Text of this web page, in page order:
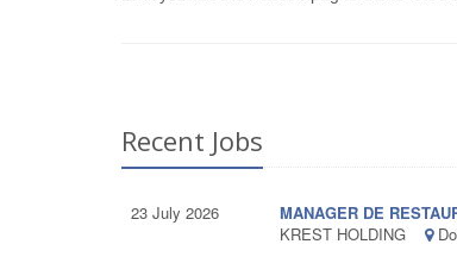
Recent Jobs
23 July 2026
MANAGER DE
KREST HOLDING